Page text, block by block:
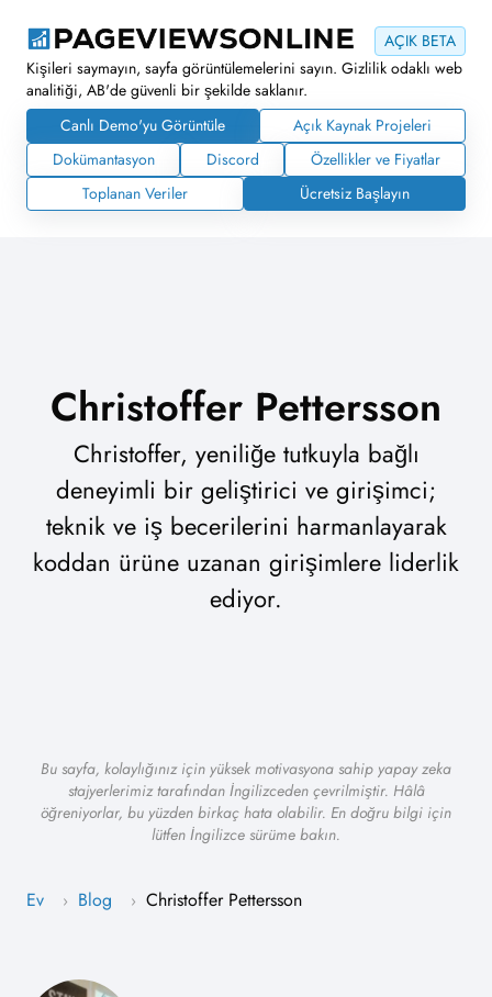
AÇIK BETA
Kişileri saymayın, sayfa görüntülemelerini sayın. Gizlilik odaklı web
analitiği, AB'de güvenli bir şekilde saklanır.
Canlı Demo'yu Görüntüle
Açık Kaynak Projeleri
Dokümantasyon
Discord
Özellikler ve Fiyatlar
Toplanan Veriler
Ücretsiz Başlayın
Christoffer Pettersson
Christoffer, yeniliğe tutkuyla bağlı
deneyimli bir geliştirici ve girişimci;
teknik ve iş becerilerini harmanlayarak
koddan ürüne uzanan girişimlere liderlik
ediyor.
Bu sayfa, kolaylığınız için yüksek motivasyona sahip yapay zeka
stajyerlerimiz tarafından İngilizceden çevrilmiştir. Hâlâ
öğreniyorlar, bu yüzden birkaç hata olabilir. En doğru bilgi için
lütfen İngilizce sürüme bakın.
Ev › Blog › Christoffer Pettersson